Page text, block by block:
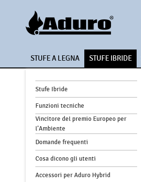
STUFE A LEGNA STUFE IBRIDE
Stufe Ibride
Funzioni tecniche
Vincitore del premio Europeo per
l’Ambiente
Domande frequenti
Cosa dicono gli utenti
Accessori per Aduro Hybrid